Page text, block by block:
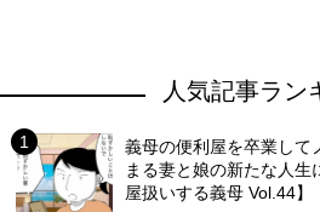
人気記事ラン
義母の便利屋を卒業して
まる妻と娘の新たな人生
屋扱いする義母 Vol.44】